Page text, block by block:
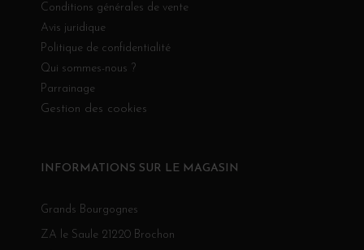
Conditions générales de vente
Avis juridique
Politique de confidentialité
Qui sommes-nous ?
Parrainage
Gestion des cookies
INFORMATIONS SUR LE MAGASIN
Grands Bourgognes
ZA le Saule 21220 Brochon